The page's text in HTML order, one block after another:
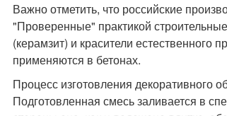
Важно отметить, что российские
"Проверенные" практикой
(керамзит) и красители
применяются в бетонах.
Процесс изготовления декоративного
Подготовленная смесь заливается в